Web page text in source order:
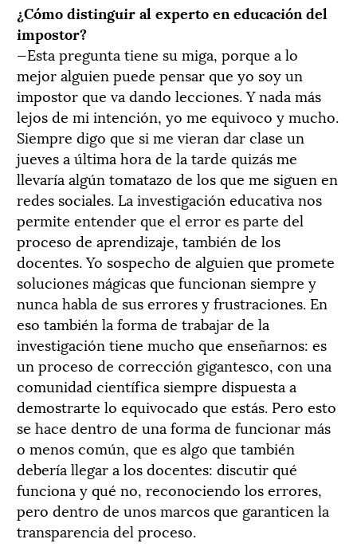
¿Cómo distinguir al experto en educación del
impostor?
—Esta pregunta tiene su miga, porque a lo
mejor alguien puede pensar que yo soy un
impostor que va dando lecciones. Y nada más
lejos de mi intención, yo me equivoco y mucho.
Siempre digo que si me vieran dar clase un
jueves a última hora de la tarde quizás me
llevaría algún tomatazo de los que me siguen en
redes sociales. La investigación educativa nos
permite entender que el error es parte del
proceso de aprendizaje, también de los
docentes. Yo sospecho de alguien que promete
soluciones mágicas que funcionan siempre y
nunca habla de sus errores y frustraciones. En
eso también la forma de trabajar de la
investigación tiene mucho que enseñarnos: es
un proceso de corrección gigantesco, con una
comunidad científica siempre dispuesta a
demostrarte lo equivocado que estás. Pero esto
se hace dentro de una forma de funcionar más
o menos común, que es algo que también
debería llegar a los docentes: discutir qué
funciona y qué no, reconociendo los errores,
pero dentro de unos marcos que garanticen la
transparencia del proceso.